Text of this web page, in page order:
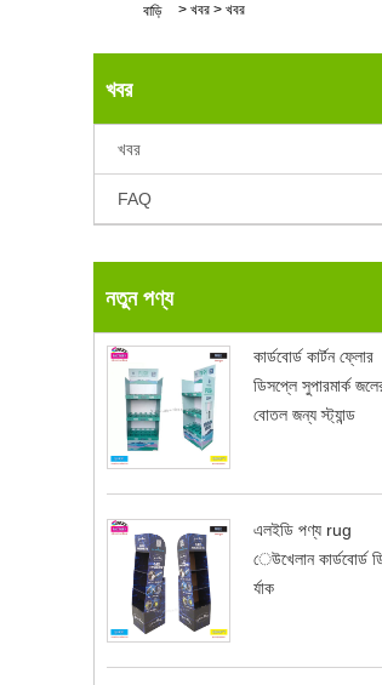
বাড়ি > খবর > খবর
খবর
খবর
FAQ
নতুন পণ্য
কার্ডবোর্ড কার্টন ফ্লোর
ডিসপ্লে সুপারমার্ক
বোতল জন্য স্ট্যান্ড
এলইডি পণ্য rug
েউখেলান কার্ডবোর্ড
র্যাক